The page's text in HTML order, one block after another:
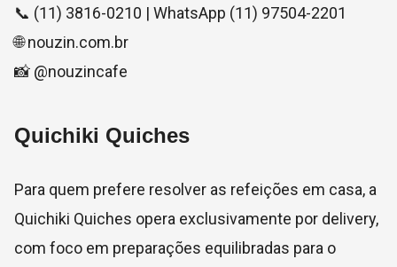
📞 (11) 3816-0210 | WhatsApp (11) 97504-2201
🌐 nouzin.com.br
📸 @nouzincafe
Quichiki Quiches
Para quem prefere resolver as refeições em casa, a
Quichiki Quiches opera exclusivamente por delivery,
com foco em preparações equilibradas para o